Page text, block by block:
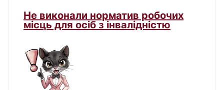
Не виконали норматив робочих
місць для осіб з інвалідністю